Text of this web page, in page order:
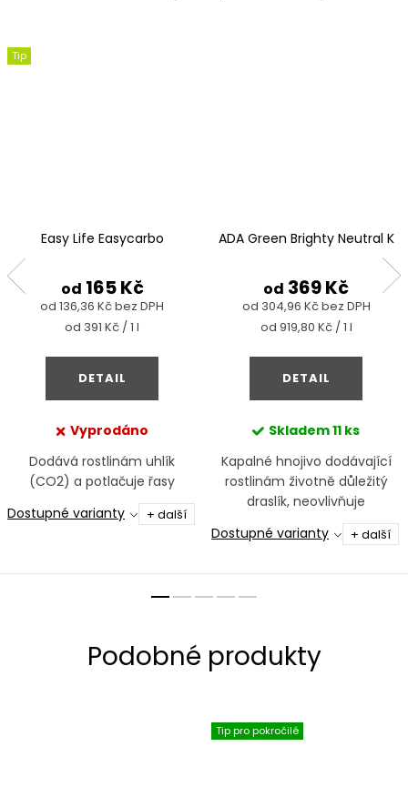
Tip
Easy Life Easycarbo
od 136,36 Kč bez DPH
od 165 Kč
Měrná
od 391 Kč / 1 l
DETAIL
Vyprodáno
Dodává rostlinám uhlík
(CO2) a potlačuje řasy
Dostupné varianty
+ další
ADA Green Brighty Neutral K
od 304,96 Kč bez DPH
od 369 Kč
Měrná
od 919,80 Kč / 1 l
DETAIL
Skladem11 ks
Kapalné hnojivo dodávající
rostlinám životně důležitý
draslík, neovlivňuje
uhličitanovou tvrdost a pH
vody, vhodné pro
Dostupné varianty + další
Tip pro pokročilé